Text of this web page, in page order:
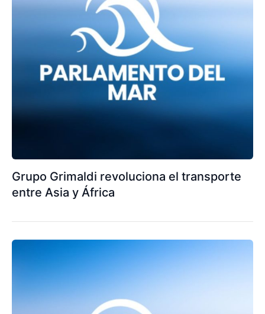
Grupo Grimaldi revoluciona el transporte
entre Asia y África